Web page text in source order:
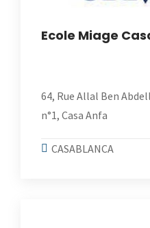
Ecole Miage
64, Rue Allal Ben
n°1, Casa Anfa
CASABLANCA